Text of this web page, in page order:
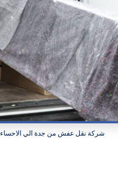
شركة نقل عفش من جدة الي الاحساء